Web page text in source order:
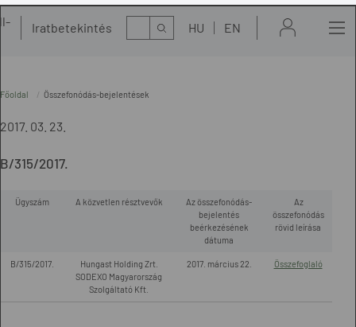
Iratbetekintés Kereső HU EN
Főoldal Összefonódás-bejelentések
2017. 03. 23.
B/315/2017.
Ügyszám A közvetlen résztvevők
Az összefonódás-
bejelentés
beérkezésének
dátuma
Az
összefonódás
rövid leírása
B/315/2017.
Hungast Holding Zrt.
SODEXO Magyarország
Szolgáltató Kft.
2017. március 22. Összefoglaló